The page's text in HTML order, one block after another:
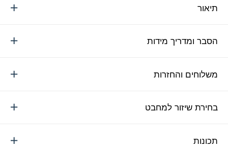
תיאור
הסבר ומדריך מידות
משלוחים והחזרות
בחירת שיזור למחבט
תכונות